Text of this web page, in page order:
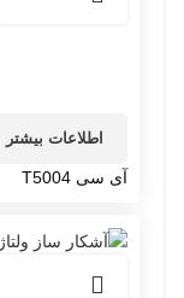
اطلاعات بیشتر
آی سی T5004